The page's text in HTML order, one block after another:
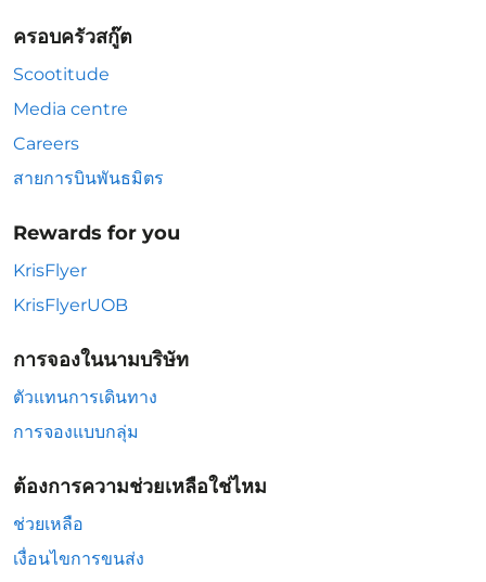
ครอบครัวสกู๊ต
Scootitude
Media centre
Careers
สายการบินพันธมิตร
Rewards for you
KrisFlyer
KrisFlyerUOB
การจองในนามบริษัท
ตัวแทนการเดินทาง
การจองแบบกลุ่ม
ต้องการความช่วยเหลือใช่ไหม
ช่วยเหลือ
เงื่อนไขการขนส่ง